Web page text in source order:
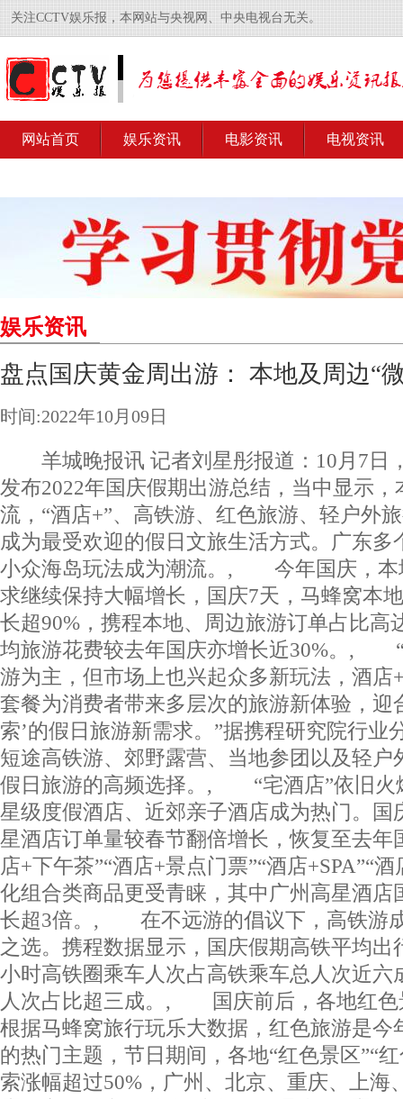
关注CCTV娱乐报，本网站与央视网、中央电视台无关。
网站首页 娱乐资讯 电影资讯 电视资讯
娱乐资讯
盘点国庆黄金周出游： 本地及周边“
时间:2022年10月09日
羊城晚报讯 记者刘星彤报道：10月7日
发布2022年国庆假期出游总结，当中显示
流，“酒店+”、高铁游、红色旅游、轻户外
成为最受欢迎的假日文旅生活方式。广东多
小众海岛玩法成为潮流。, 今年国庆，本
求继续保持大幅增长，国庆7天，马蜂窝本
长超90%，携程本地、周边旅游订单占比高
均旅游花费较去年国庆亦增长近30%。,
游为主，但市场上也兴起众多新玩法，酒
套餐为消费者带来多层次的旅游新体验，迎
索’的假日旅游新需求。”据携程研究院行业
短途高铁游、郊野露营、当地参团以及轻户
假日旅游的高频选择。, “宅酒店”依旧火
星级度假酒店、近郊亲子酒店成为热门。国
星酒店订单量较春节翻倍增长，恢复至去年
店+下午茶”“酒店+景点门票”“酒店+SPA”“
化组合类商品更受青睐，其中广州高星酒店
长超3倍。, 在不远游的倡议下，高铁游
之选。携程数据显示，国庆假期高铁平均出
小时高铁圈乘车人次占高铁乘车总人次近六
人次占比超三成。, 国庆前后，各地红色
根据马蜂窝旅行玩乐大数据，红色旅游是今
的热门主题，节日期间，各地“红色景区”“
索涨幅超过50%，广州、北京、重庆、上海